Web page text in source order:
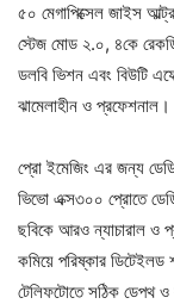
৫০ মেগাপিক্সেল জাইস
স্টেজ মোড ২.০, ৪কে
ডলবি ভিশন এবং বিউটি
ঝামেলাহীন ও প্রফেশনাল।
প্রো ইমেজিং এর জন্য
ভিভো এক্স৩০০ প্রোতে
ছবিকে আরও ন্যাচারাল ও
কমিয়ে পরিষ্কার
টেলিফটোতে সঠিক ডেপথ ও